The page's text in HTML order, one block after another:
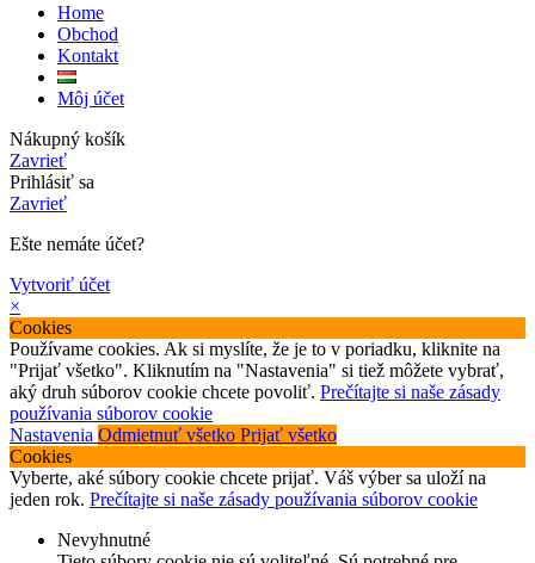
Home
Obchod
Kontakt
Môj účet
Nákupný košík
Zavrieť
Prihlásiť sa
Zavrieť
Ešte nemáte účet?
Vytvoriť účet
×
Cookies
Používame cookies. Ak si myslíte, že je to v poriadku, kliknite na
"Prijať všetko". Kliknutím na "Nastavenia" si tiež môžete vybrať,
aký druh súborov cookie chcete povoliť. Prečítajte si naše zásady
používania súborov cookie
Nastavenia Odmietnuť všetko Prijať všetko
Cookies
Vyberte, aké súbory cookie chcete prijať. Váš výber sa uloží na
jeden rok. Prečítajte si naše zásady používania súborov cookie
Nevyhnutné